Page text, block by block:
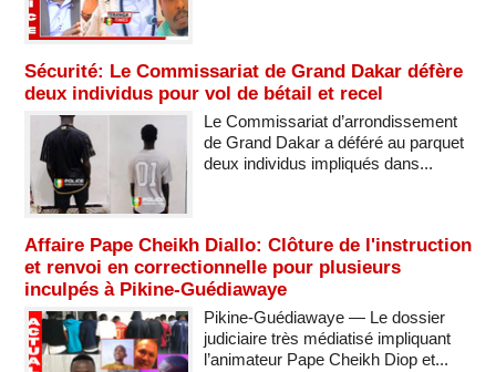
Sécurité: Le Commissariat de Grand Dakar défère
deux individus pour vol de bétail et recel
Le Commissariat d’arrondissement
de Grand Dakar a déféré au parquet
deux individus impliqués dans...
Affaire Pape Cheikh Diallo: Clôture de l'instruction
et renvoi en correctionnelle pour plusieurs
inculpés à Pikine-Guédiawaye
Pikine-Guédiawaye — Le dossier
judiciaire très médiatisé impliquant
l’animateur Pape Cheikh Diop et...